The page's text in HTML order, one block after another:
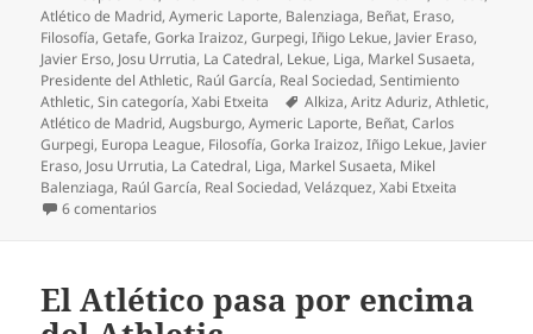
el
Atlético de Madrid,Aymeric Laporte, Balenziaga, Beñat, Eraso,
Filosofía,Getafe,Gorka Iraizoz,Gurpegi,Iñigo Lekue, Javier Eraso,
Javier Erso, Josu Urrutia, La Catedral, Lekue, Liga, Markel Susaeta,
Presidente del Athletic, Raúl García, Real Sociedad,Sentimiento
Athletic,Sin categoría,Xabi Etxeita Etiquetas
Alkiza,Aritz Aduriz,Athletic,
Atlético de Madrid,Augsburgo,Aymeric Laporte, Beñat,Carlos
Gurpegi, Europa League, Filosofía,Gorka Iraizoz,Iñigo Lekue, Javier
Eraso, Josu Urrutia, La Catedral, Liga, Markel Susaeta, Mikel
Balenziaga, Raúl García, Real Sociedad,Velázquez,Xabi Etxeita
6 comentarios
El Atlético pasa por encima